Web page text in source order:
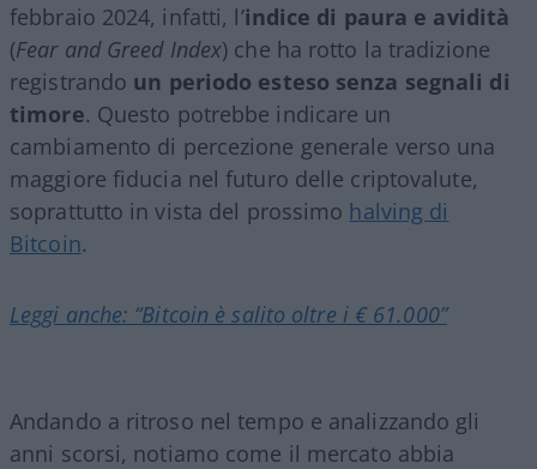
febbraio 2024, infatti, l’indice di paura e avidità
(Fear and Greed Index) che ha rotto la tradizione
registrando un periodo esteso senza segnali di
timore. Questo potrebbe indicare un
cambiamento di percezione generale verso una
maggiore fiducia nel futuro delle criptovalute,
soprattutto in vista del prossimo halving di
Bitcoin.
Leggi anche: “Bitcoin è salito oltre i € 61.000”
Andando a ritroso nel tempo e analizzando gli
anni scorsi, notiamo come il mercato abbia